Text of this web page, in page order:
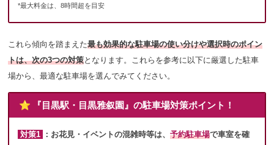
*最大料金は、8時間超を目安
これら傾向を踏まえた最も効果的な駐車場の使い分けや選択時のポイン
トは、次の3つの対策となります。これらを参考に以下に厳選した駐車
場から、最適な駐車場を選んでみてください。
⭐️ 『目黒駅・目黒雅叙園』の駐車場対策ポイント！
対策1 ： お花見・イベントの混雑時等は、予約駐車場で車室を確